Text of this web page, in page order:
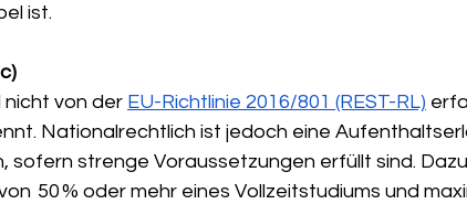
ist.
nicht von der EU-Richtlinie 2016/801 (REST-RL)
Nationalrechtlich ist jedoch eine
sofern strenge Voraussetzungen erfüllt sind.
50 % oder mehr eines Vollzeitstudiums und